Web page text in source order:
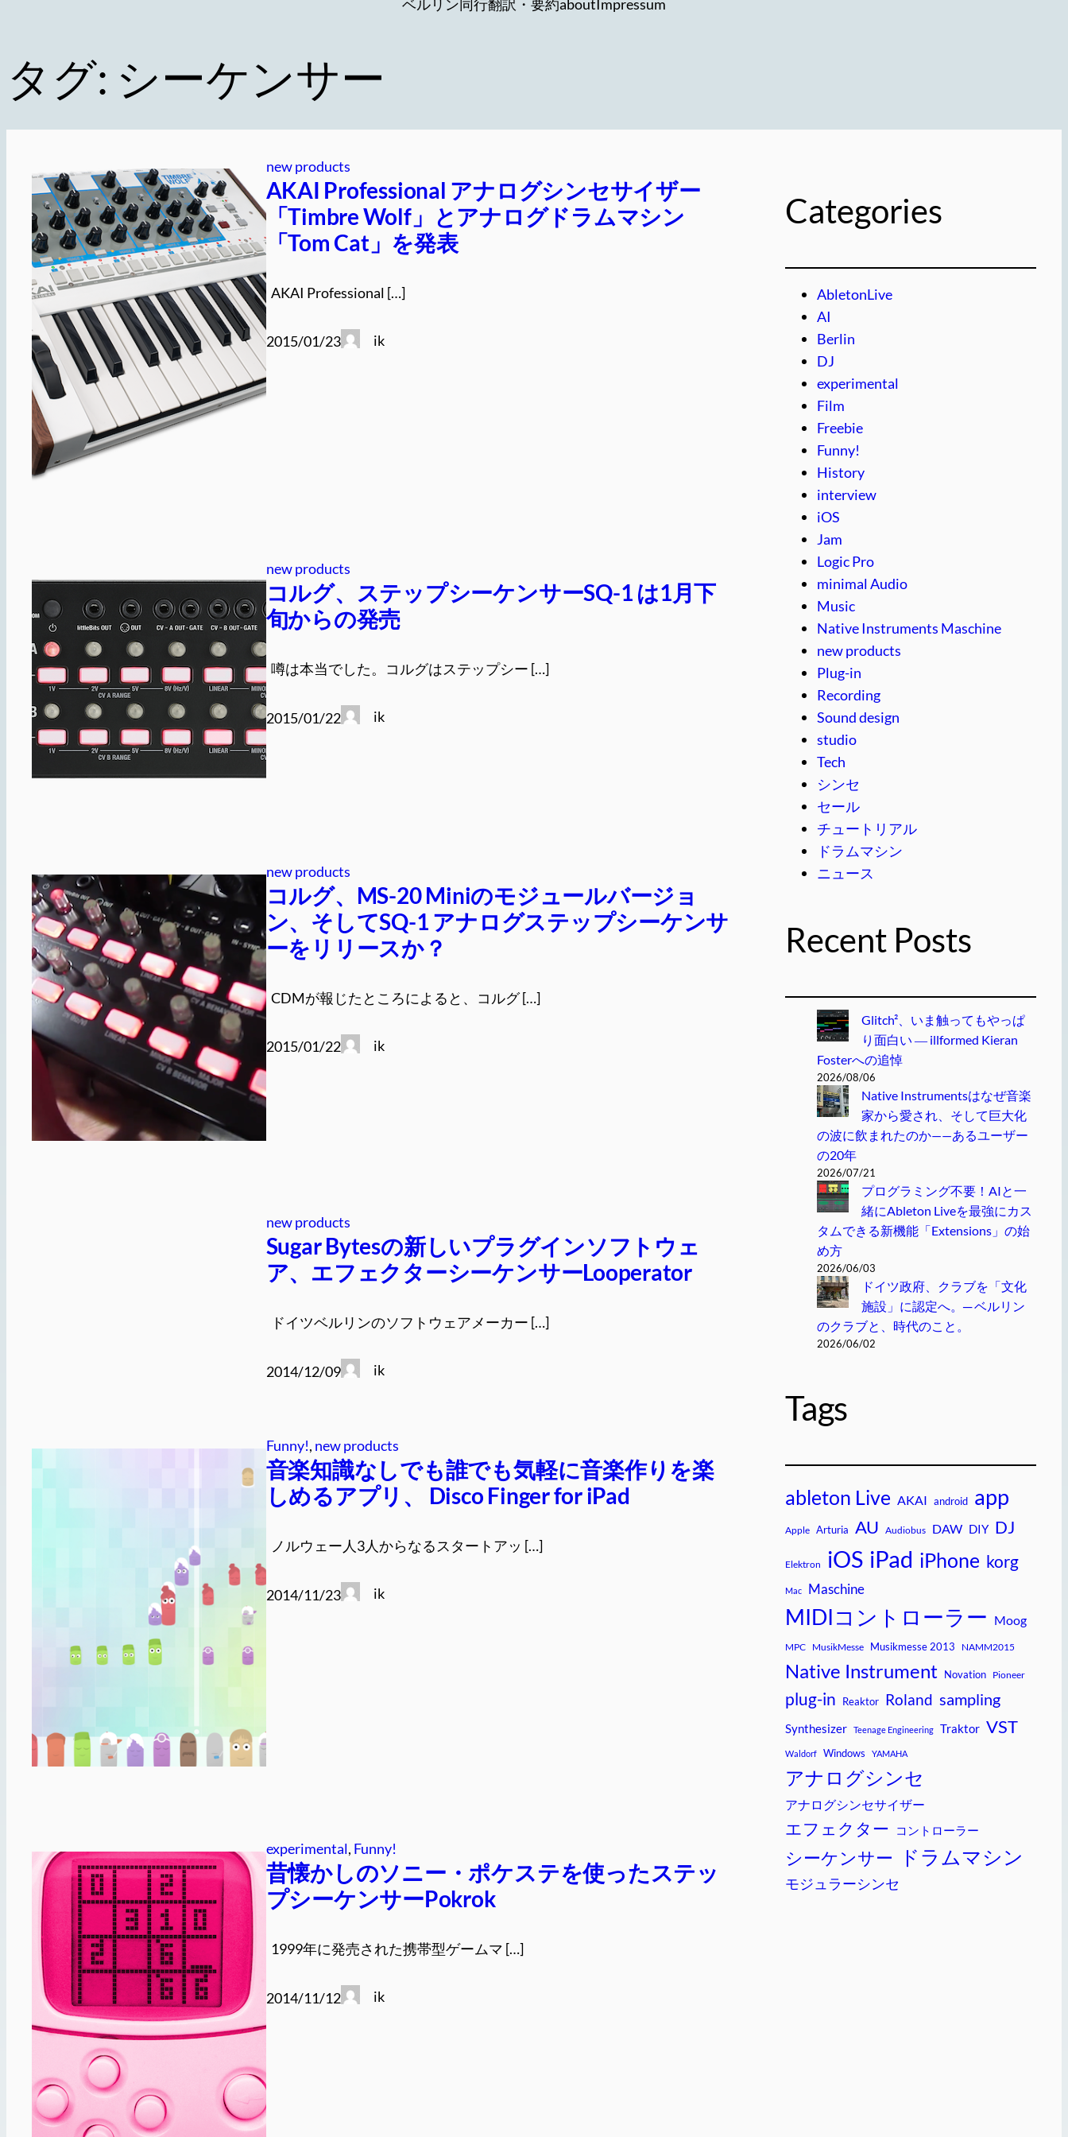
ベルリン同行翻訳・要約aboutImpressum
タグ: シーケンサー
new products
AKAI Professional アナログシンセサイザー
「Timbre Wolf」とアナログドラムマシン
「Tom Cat」を発表
AKAI Professional […]
2015/01/23 ik
new products
コルグ、ステップシーケンサーSQ-1 は1月下
旬からの発売
噂は本当でした。コルグはステップシー […]
2015/01/22 ik
new products
コルグ、MS-20 Miniのモジュールバージョ
ン、そしてSQ-1 アナログステップシーケンサ
ーをリリースか？
CDMが報じたところによると、コルグ […]
2015/01/22 ik
new products
Sugar Bytesの新しいプラグインソフトウェ
ア、エフェクターシーケンサーLooperator
ドイツベルリンのソフトウェアメーカー […]
2014/12/09 ik
Funny!, new products
音楽知識なしでも誰でも気軽に音楽作りを楽
しめるアプリ、 Disco Finger for iPad
ノルウェー人3人からなるスタートアッ […]
2014/11/23 ik
experimental, Funny!
昔懐かしのソニー・ポケステを使ったステッ
プシーケンサーPokrok
1999年に発売された携帯型ゲームマ […]
2014/11/12 ik
Categories
AbletonLive
AI
Berlin
DJ
experimental
Film
Freebie
Funny!
History
interview
iOS
Jam
Logic Pro
minimal Audio
Music
Native Instruments Maschine
new products
Plug-in
Recording
Sound design
studio
Tech
シンセ
セール
チュートリアル
ドラムマシン
ニュース
Recent Posts
Glitch²、いま触ってもやっぱ
り面白い ― illformed Kieran
Fosterへの追悼
2026/08/06
Native Instrumentsはなぜ音楽
家から愛され、そして巨大化
の波に飲まれたのか——あるユーザー
の20年
2026/07/21
プログラミング不要！AIと一
緒にAbleton Liveを最強にカス
タムできる新機能「Extensions」の始
め方
2026/06/03
ドイツ政府、クラブを「文化
施設」に認定へ。─ ベルリン
のクラブと、時代のこと。
2026/06/02
Tags
ableton Live AKAI android app
Apple Arturia AU Audiobus DAW DIY DJ
Elektron iOS iPad iPhone korg
Mac Maschine
MIDIコントローラー Moog
MPC MusikMesse Musikmesse 2013 NAMM2015
Native Instrument Novation Pioneer
plug-in Reaktor Roland sampling
Synthesizer Teenage Engineering Traktor VST
Waldorf Windows YAMAHA
アナログシンセ
アナログシンセサイザー
エフェクター コントローラー
シーケンサー ドラムマシン
モジュラーシンセ